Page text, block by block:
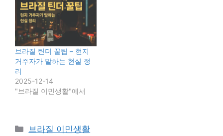
브라질 틴더 꿀팁 – 현지
거주자가 말하는 현실 정
리
2025-12-14
"브라질 이민생활"에서
카
브라질 이민생활